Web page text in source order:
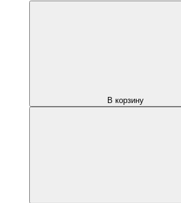
В корзину